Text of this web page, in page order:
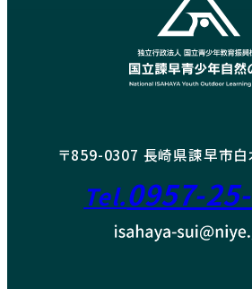
〒859-0307 長崎県諫早市
Tel.0957-